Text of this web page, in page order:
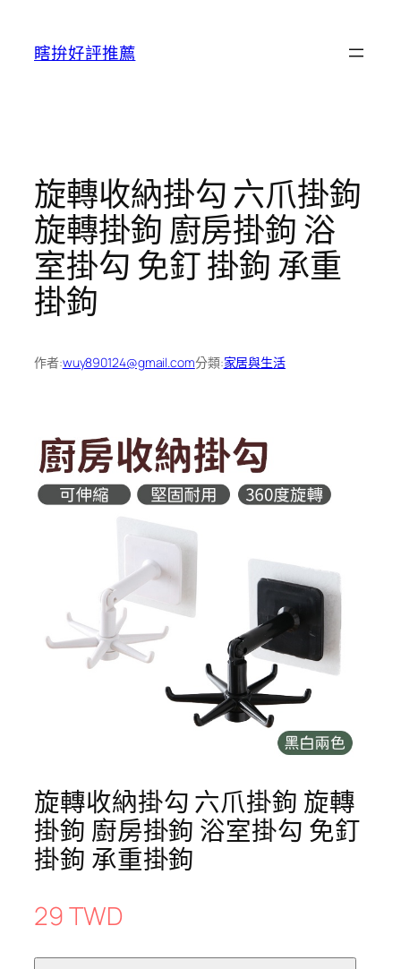
瞎拚好評推薦
旋轉收納掛勾 六爪掛鉤
旋轉掛鉤 廚房掛鉤 浴
室掛勾 免釘 掛鉤 承重
掛鉤
作者:wuy890124@gmail.com分類:家居與生活
旋轉收納掛勾 六爪掛鉤 旋轉
掛鉤 廚房掛鉤 浴室掛勾 免釘
掛鉤 承重掛鉤
29 TWD